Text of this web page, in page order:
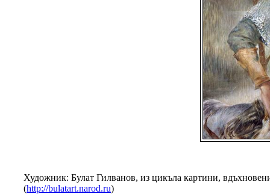
Художник: Булат Гилванов, из цикъла картини,
(http://bulatart.narod.ru)